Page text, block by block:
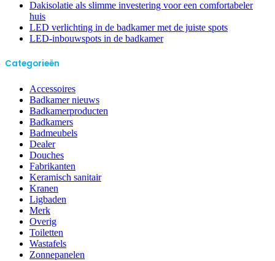
Dakisolatie als slimme investering voor een comfortabeler
huis
LED verlichting in de badkamer met de juiste spots
LED-inbouwspots in de badkamer
Categorieën
Accessoires
Badkamer nieuws
Badkamerproducten
Badkamers
Badmeubels
Dealer
Douches
Fabrikanten
Keramisch sanitair
Kranen
Ligbaden
Merk
Overig
Toiletten
Wastafels
Zonnepanelen